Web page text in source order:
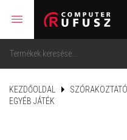
menu
KEZDŐOLDAL
EGYÉB JÁTÉK